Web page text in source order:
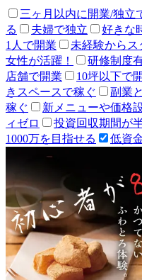
三ヶ月以内に開業/独立
る
夫婦で独立 好きな
1人で開業
未経験からス
女性が活躍！
研修制度
店舗で開業
10坪以下で
きスペースで稼ぐ
副業
稼ぐ
新メニューや価格
ィゼロ
投資回収期間が
1000万を目指せる
低資